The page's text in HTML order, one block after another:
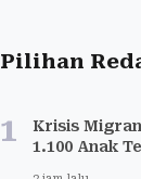
Pilihan
1
Krisis
1.100 Anak